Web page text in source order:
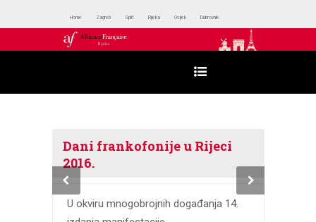
Home Zagreb Split Rijeka Osijek Dubrovnik
Dani frankofonije u Rijeci
2016.
U okviru mnogobrojnih događanja 14.